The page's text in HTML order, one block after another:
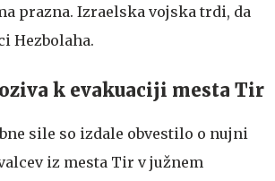
prazna. Izraelska vojska trdi, da
Hezbolaha.
k evakuaciji mesta Tir
sile so izdale obvestilo o nujni
iz mesta Tir v južnem